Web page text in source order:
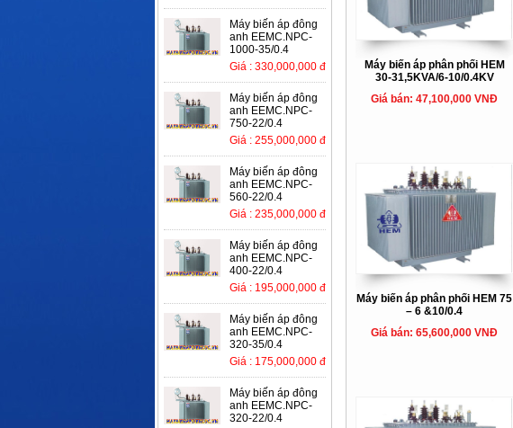
Máy biến áp phân phối HEM
30-31,5KVA/6-10/0.4KV
Giá bán: 47,100,000 VNĐ
Máy biến áp phân phối HEM 75
– 6 &10/0.4
Giá bán: 65,600,000 VNĐ
Máy biến áp đông
anh EEMC.NPC-
1000-35/0.4
Giá : 330,000,000 đ
Máy biến áp đông
anh EEMC.NPC-
750-22/0.4
Giá : 255,000,000 đ
Máy biến áp đông
anh EEMC.NPC-
560-22/0.4
Giá : 235,000,000 đ
Máy biến áp đông
anh EEMC.NPC-
400-22/0.4
Giá : 195,000,000 đ
Máy biến áp đông
anh EEMC.NPC-
320-35/0.4
Giá : 175,000,000 đ
Máy biến áp đông
anh EEMC.NPC-
320-22/0.4